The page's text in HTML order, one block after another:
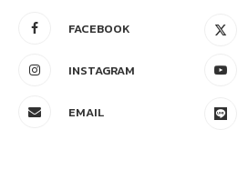
FACEBOOK
INSTAGRAM
EMAIL